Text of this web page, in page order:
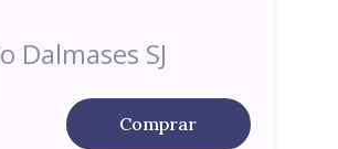
Dalmases SJ
Comprar